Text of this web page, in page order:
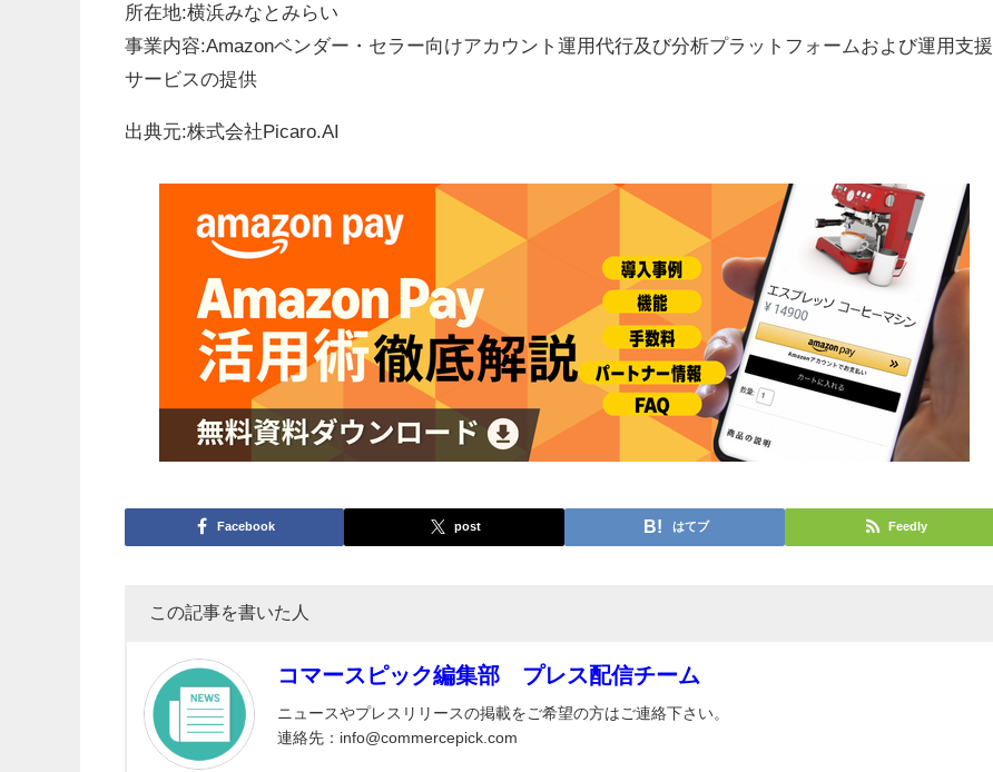
所在地:横浜みなとみらい
事業内容:Amazonベンダー・セラー向けアカウント運用代行及び分析プラットフォームおよび運用支援
サービスの提供
出典元:株式会社Picaro.AI
Facebook post はてブ Feedly
この記事を書いた人
コマースピック編集部 プレス配信チーム
ニュースやプレスリリースの掲載をご希望の方はご連絡下さい。
連絡先：info@commercepick.com